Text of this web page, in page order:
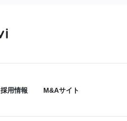
採用情報 M&Aサイト